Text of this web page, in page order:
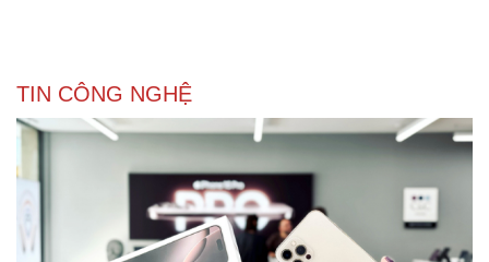
TIN CÔNG NGHỆ